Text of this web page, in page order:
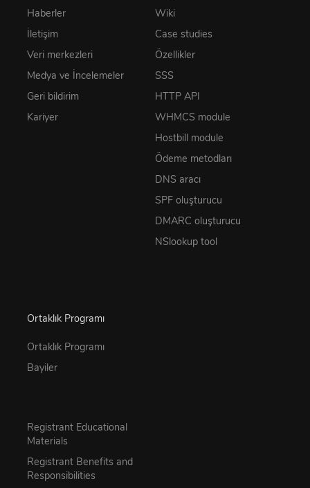
Haberler
İletişim
Veri merkezleri
Medya ve İncelemeler
Geri bildirim
Kariyer
Wiki
Case studies
Özellikler
SSS
HTTP API
WHMCS module
Hostbill module
Ödeme metodları
DNS aracı
SPF oluşturucu
DMARC oluşturucu
NSlookup tool
Ortaklık Programı
Ortaklık Programı
Bayiler
Registrant Educational
Materials
Registrant Benefits and
Responsibilities